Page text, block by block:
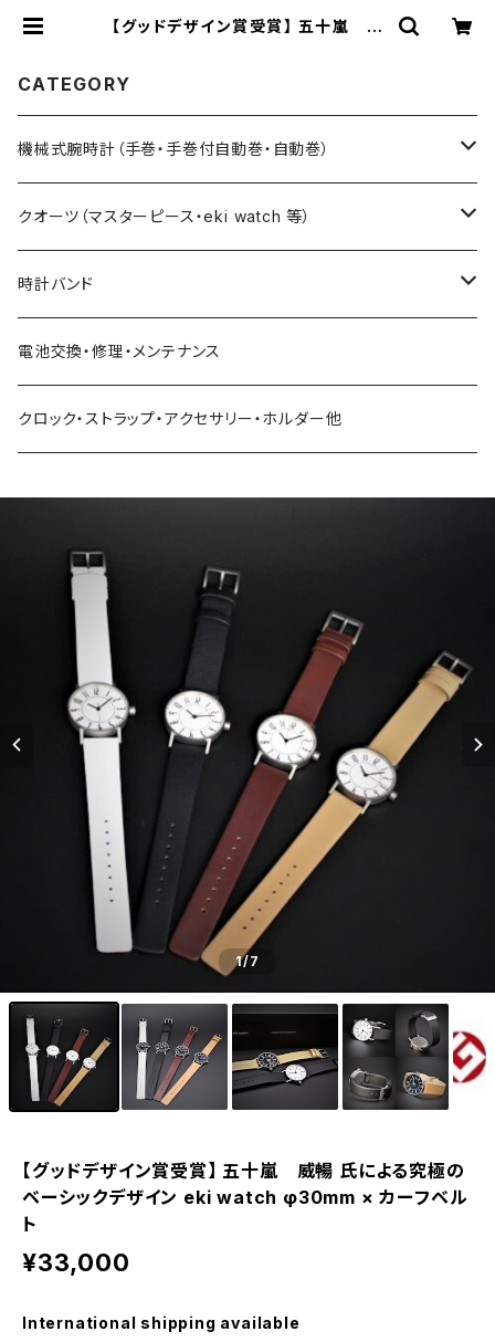
【グッドデザイン賞受賞】 五十嵐 威
ルト | ときのつくり手 時計企画工房
CATEGORY
機械式腕時計（手巻・手巻付自動巻・自動巻）
藤原和博プロデュース（限定モデル）
限定モデル
urushi kiso 機械式
中仙道モデル
手巻腕時計 THE SPQR
限定モデル
手巻提げ SUPERIORE（スーペリオーレ）
Ventuno pr パワーリザーブ
Ventuno pr-nc パワーリザーブノンカレ
Ventuno ss スモールセコンド
Ventuno st ストレート
手巻付自動巻小型サイズ
Ventuno fs
Ubud 機械式
自動巻デイデイト Ventuno dd
五十嵐威暢デザイン
earth watch
OUTLET
クオーツ（マスターピース・eki watch 等）
限定モデル
藤原和博プロデュース（限定）
定番クオーツ
THE SPQR LQ
Ubud クオーツ
五十嵐威暢デザイン
eki watch
sapporo star watch
DUAL TIME 12+24
提げ時計
NURSE WATCH（ナースウオッチ）
TASCHETTA（タスケッタ）
PULSE WATCH（パルスウオッチ）
POCKET CHRONO（ポケットクロノ）
Da Vinch（ダ・ヴィンチ）
時計バンド
クロコダイル（20・18・17・14mm）
SOMESレザー・シート革（20・18・17・14ｍｍ）
ドレスバンド（20・17・14mm）
手巻・漆機械式・有田焼機械式用（20mm）
手巻付自動巻・自動巻用（18mm）
arita ism ss・urushi ss（20mm）
arita ism・urushi kiso（17mm）
マスターピース用（18ｍｍ）
小型・婦人用（14mm）
eki ・starwatch37用（20mm）
eki ・sapporo starwatch 用（17mm）
電池交換・修理・メンテナンス
クロック・ストラップ・アクセサリー・ホルダー他
1/7
【グッドデザイン賞受賞】 五十嵐 威暢 氏による究極の
ベーシックデザイン eki watch φ30mm × カーフベル
ト
¥33,000
International shipping available